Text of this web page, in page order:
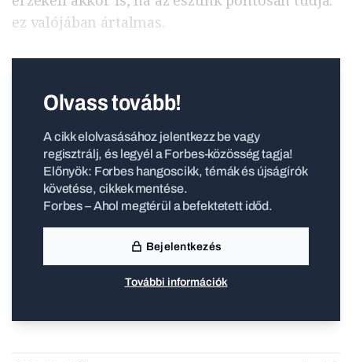
ez valójában ártalmas.
Olvass tovább!
A cikk elolvasásához jelentkezz be vagy
regisztrálj, és legyél a Forbes-közösség tagja!
Előnyök: Forbes hangoscikk, témák és újságírók
követése, cikkek mentése.
Forbes – Ahol megtérül a befektetett időd.
Bejelentkezés
További információk